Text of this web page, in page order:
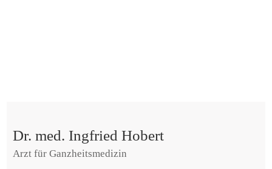
Dr. med. Ingfried Hobert
Arzt für Ganzheitsmedizin